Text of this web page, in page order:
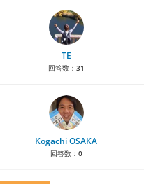
TE
回答数： 31
Kogachi OSAKA
回答数： 0